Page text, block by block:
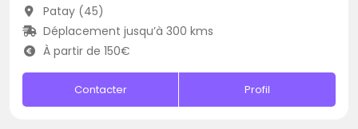
Patay (45)
Déplacement jusqu’à 300 kms
À partir de 150€
Contacter Profil